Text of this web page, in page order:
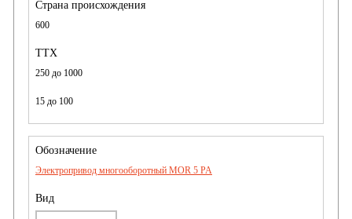
600
250 до 1000
15 до 100
Электропривод многооборотный MOR 5 PA